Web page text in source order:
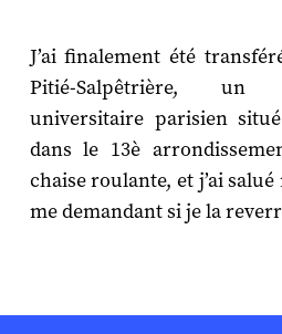
J’ai finalement été
Pitié-Salpêtrière,
universitaire parisien
dans le 13è
chaise roulante, et j’ai
me demandant si je la